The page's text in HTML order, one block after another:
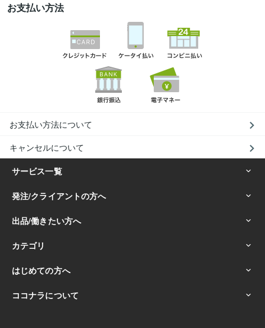
お支払い方法
お支払い方法について
キャンセルについて